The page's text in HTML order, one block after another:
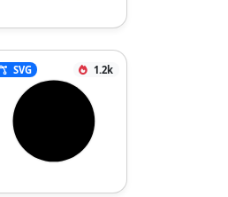
SVG 1.2k